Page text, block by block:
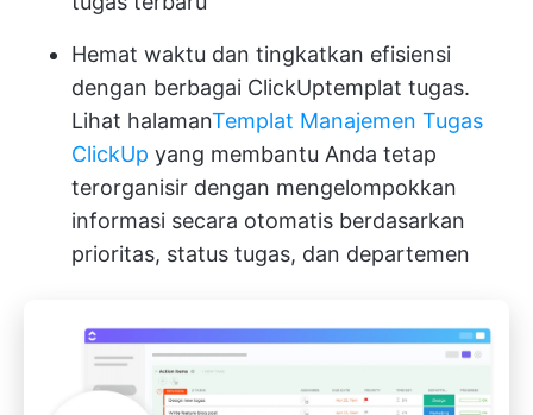
Hemat waktu dan tingkatkan efisiensi
dengan berbagai ClickUptemplat tugas.
Lihat halamanTemplat Manajemen Tugas
ClickUp yang membantu Anda tetap
terorganisir dengan mengelompokkan
informasi secara otomatis berdasarkan
prioritas, status tugas, dan departemen